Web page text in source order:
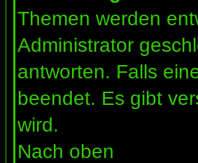
Themen werden
Administrator
antworten. Falls
beendet. Es gibt
wird.
Nach oben